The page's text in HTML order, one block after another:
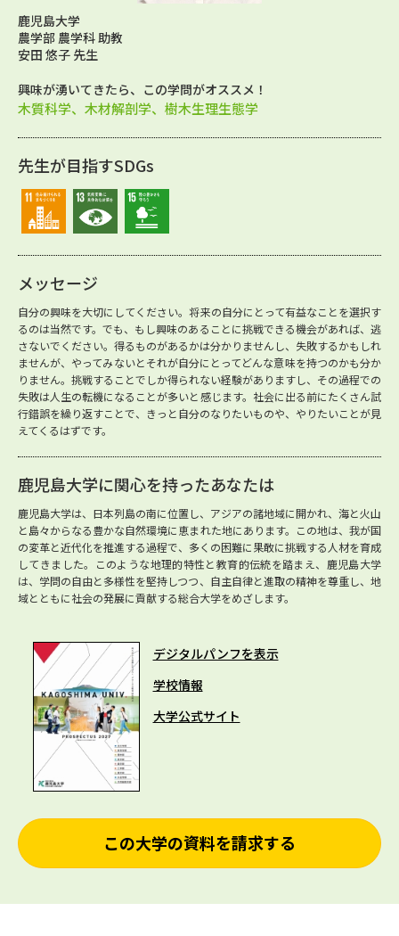
鹿児島大学
農学部 農学科 助教
安田 悠子 先生
興味が湧いてきたら、この学問がオススメ！
木質科学、木材解剖学、樹木生理生態学
先生が目指すSDGs
メッセージ
自分の興味を大切にしてください。将来の自分にとって有益なことを選択す
るのは当然です。でも、もし興味のあることに挑戦できる機会があれば、逃
さないでください。得るものがあるかは分かりませんし、失敗するかもしれ
ませんが、やってみないとそれが自分にとってどんな意味を持つのかも分か
りません。挑戦することでしか得られない経験がありますし、その過程での
失敗は人生の転機になることが多いと感じます。社会に出る前にたくさん試
行錯誤を繰り返すことで、きっと自分のなりたいものや、やりたいことが見
えてくるはずです。
鹿児島大学に関心を持ったあなたは
鹿児島大学は、日本列島の南に位置し、アジアの諸地域に開かれ、海と火山
と島々からなる豊かな自然環境に恵まれた地にあります。この地は、我が国
の変革と近代化を推進する過程で、多くの困難に果敢に挑戦する人材を育成
してきました。このような地理的特性と教育的伝統を踏まえ、鹿児島大学
は、学問の自由と多様性を堅持しつつ、自主自律と進取の精神を尊重し、地
域とともに社会の発展に貢献する総合大学をめざします。
デジタルパンフを表示
学校情報
大学公式サイト
この大学の資料を請求する